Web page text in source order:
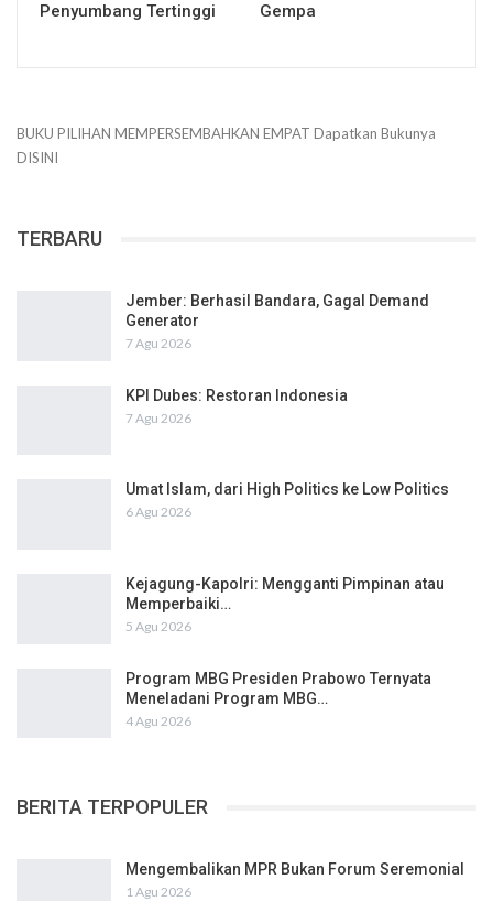
Penyumbang Tertinggi
Gempa
BUKU PILIHAN MEMPERSEMBAHKAN EMPAT Dapatkan Bukunya
DISINI
TERBARU
Jember: Berhasil Bandara, Gagal Demand
Generator
7 Agu 2026
KPI Dubes: Restoran Indonesia
7 Agu 2026
Umat Islam, dari High Politics ke Low Politics
6 Agu 2026
Kejagung-Kapolri: Mengganti Pimpinan atau
Memperbaiki…
5 Agu 2026
Program MBG Presiden Prabowo Ternyata
Meneladani Program MBG…
4 Agu 2026
BERITA TERPOPULER
Mengembalikan MPR Bukan Forum Seremonial
1 Agu 2026